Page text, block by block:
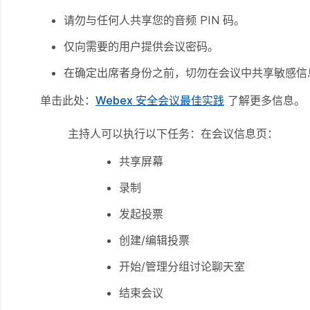
请勿与任何人共享您的音频 PIN 码。
仅向需要的用户提供会议密码。
在确定出席者身份之前，切勿在会议中共享敏感信
单击此处： Webex 安全会议最佳实践 了解更多信息。
主持人可以执行以下任务：在会议信息页：
共享屏幕
录制
发起投票
创建/编辑投票
开始/管理分组讨论聊天室
结束会议